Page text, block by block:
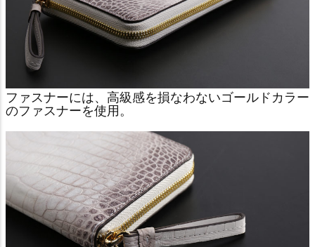
ファスナーには、高級感を損なわないゴールドカラー
のファスナーを使用。